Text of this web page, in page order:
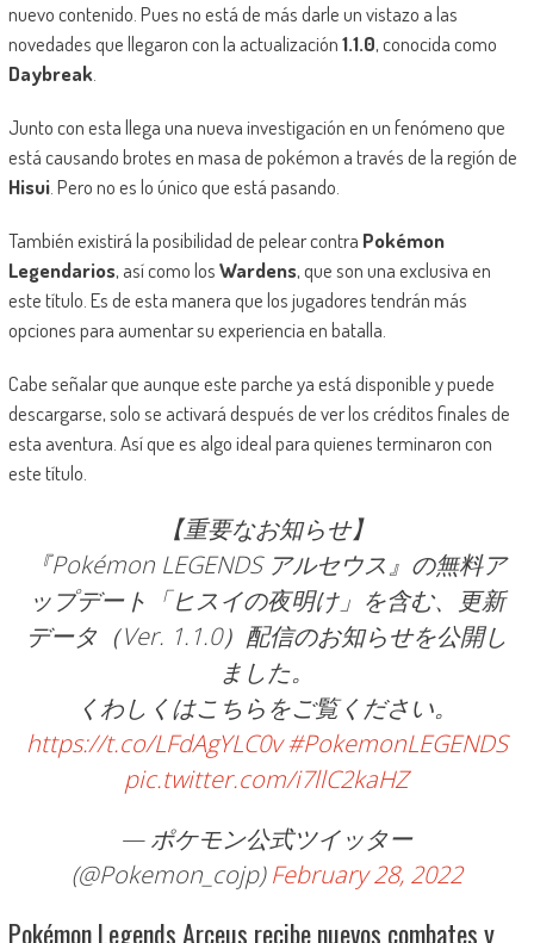
nuevo contenido. Pues no está de más darle un vistazo a las
novedades que llegaron con la actualización1.1.0, conocida como
Daybreak.
Junto con esta llega una nueva investigación en un fenómeno que
está causando brotes en masa de pokémon a través de la región de
Hisui. Pero no es lo único que está pasando.
También existirá la posibilidad de pelear contra Pokémon
Legendarios, así como losWardens, que son una exclusiva en
este título. Es de esta manera que los jugadores tendrán más
opciones para aumentar su experiencia en batalla.
Cabe señalar que aunque este parche ya está disponible y puede
descargarse, solo se activará después de ver los créditos finales de
esta aventura. Así que es algo ideal para quienes terminaron con
este título.
【重要なお知らせ】
『Pokémon LEGENDS アルセウス』の無料ア
ップデート「ヒスイの夜明け」を含む、更新
データ（Ver. 1.1.0）配信のお知らせを公開し
ました。
くわしくはこちらをご覧ください。
https://t.co/LFdAgYLC0v #PokemonLEGENDS
pic.twitter.com/i7llC2kaHZ
— ポケモン公式ツイッター
(@Pokemon_cojp)February 28, 2022
Pokémon Legends Arceus recibe nuevos combates y